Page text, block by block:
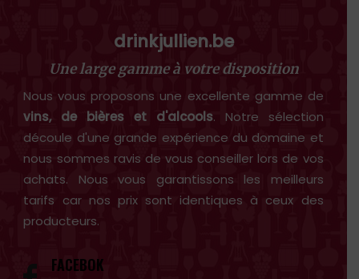
drinkjullien.be
Une large gamme à votre disposition
Nous vous proposons une excellente gamme de
vins, de bières et d'alcools. Notre sélection
découle d'une grande expérience du domaine et
nous sommes ravis de vous conseiller lors de vos
achats. Nous vous garantissons les meilleurs
tarifs car nos prix sont identiques à ceux des
producteurs.
FACEBOK